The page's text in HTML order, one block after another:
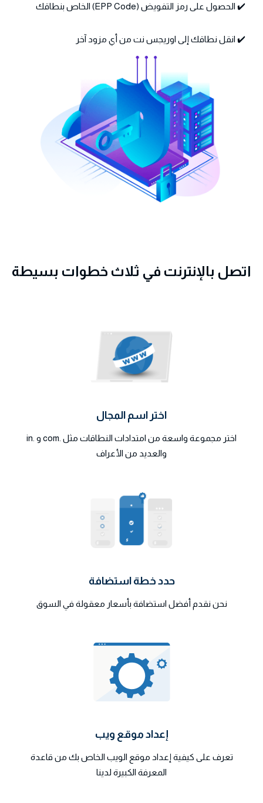
✔️ الحصول على رمز التفويض (EPP Code) الخاص بنطاقك
✔️ انقل نطاقك إلى اوريجس نت من أي مزود آخر
اتصل بالإنترنت في ثلاث خطوات بسيطة
اختر اسم المجال
اختر مجموعة واسعة من امتدادات النطاقات مثل .com و .in
والعديد من الأعراف
حدد خطة استضافة
نحن نقدم أفضل استضافة بأسعار معقولة في السوق
إعداد موقع ويب
تعرف على كيفية إعداد موقع الويب الخاص بك من قاعدة
المعرفة الكبيرة لدينا